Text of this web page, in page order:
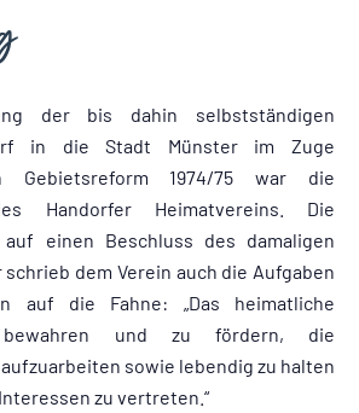
der bis dahin selbstständigen
in die Stadt Münster im Zuge
Gebietsreform 1974/75 war die
Handorfer Heimatvereins. Die
einen Beschluss des damaligen
dem Verein auch die Aufgaben
auf die Fahne: „Das heimatliche
und zu fördern, die
sowie lebendig zu halten
zu vertreten.“